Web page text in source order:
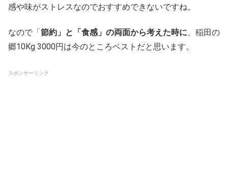
感や味がストレスなのでおすすめできないですね。
なので「節約」と「食感」の両面から考えた時に、稲田の
郷10Kg 3000円は今のところベストだと思います。
スポンサーリンク